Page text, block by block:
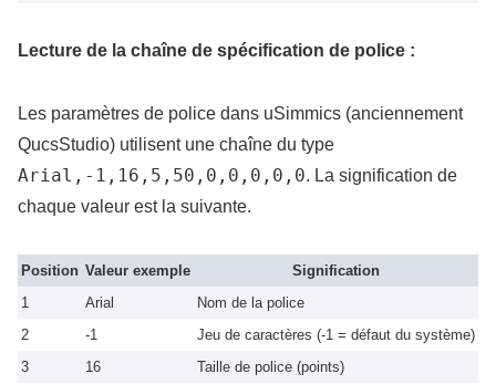
Lecture de la chaîne de spécification de police :
Les paramètres de police dans uSimmics (anciennement
QucsStudio) utilisent une chaîne du type
Arial,-1,16,5,50,0,0,0,0,0. La signification de
chaque valeur est la suivante.
Position Valeur exemple
Signification
1
Arial
Nom de la police
2
-1
Jeu de caractères (-1 = défaut du système)
3
16
Taille de police (points)